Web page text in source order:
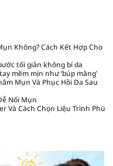
Không? Cách Kết Hợp Cho
tối giản không bí da
mềm mịn như ‘búp măng’
Mụn Và Phục Hồi Da Sau
Nổi Mụn
Và Cách Chọn Liệu Trình Phù